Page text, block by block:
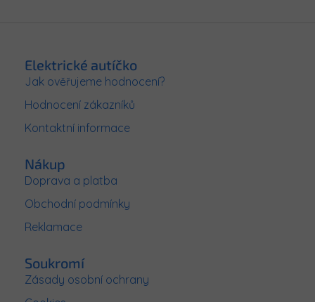
Elektrické autíčko
Jak ověřujeme hodnocení?
Hodnocení zákazníků
Kontaktní informace
Nákup
Doprava a platba
Obchodní podmínky
Reklamace
Soukromí
Zásady osobní ochrany